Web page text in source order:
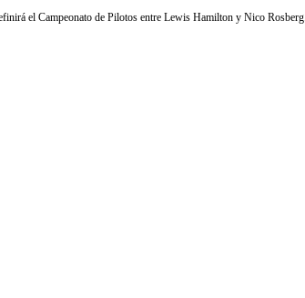
el Campeonato de Pilotos entre Lewis Hamilton y Nico Rosberg.